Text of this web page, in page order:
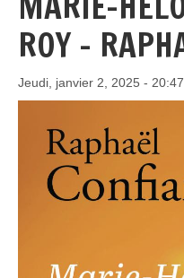
ROY -
Jeudi, janvier 2, 2025 - 20:47